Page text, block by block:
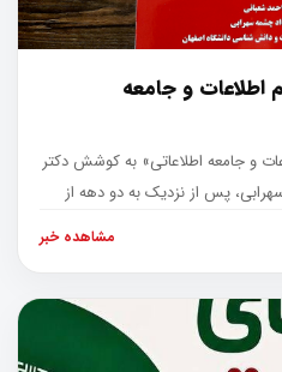
و جامعه
و جامعه اطلاعاتی» به کوشش دکتر
پس از نزدیک به دو دهه از
مشاهده خبر